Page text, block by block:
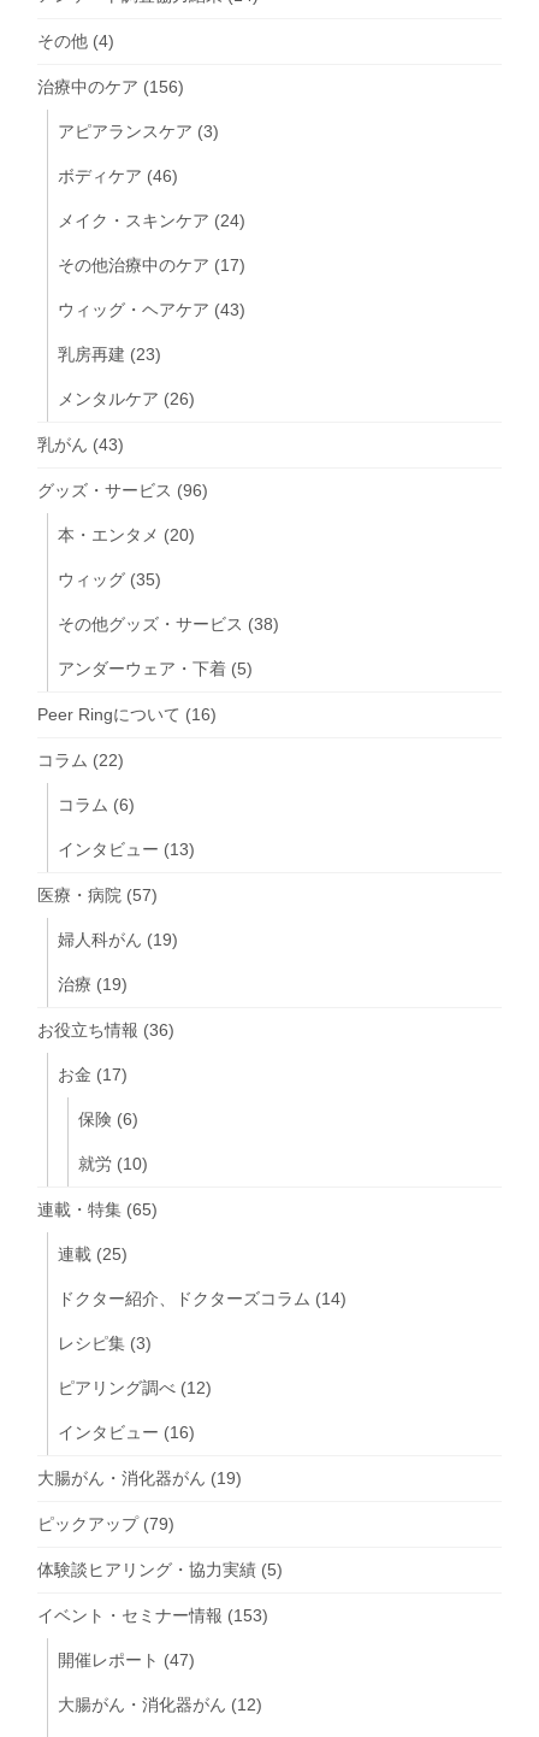
その他 (4)
治療中のケア (156)
アピアランスケア (3)
ボディケア (46)
メイク・スキンケア (24)
その他治療中のケア (17)
ウィッグ・ヘアケア (43)
乳房再建 (23)
メンタルケア (26)
乳がん (43)
グッズ・サービス (96)
本・エンタメ (20)
ウィッグ (35)
その他グッズ・サービス (38)
アンダーウェア・下着 (5)
Peer Ringについて (16)
コラム (22)
コラム (6)
インタビュー (13)
医療・病院 (57)
婦人科がん (19)
治療 (19)
お役立ち情報 (36)
お金 (17)
保険 (6)
就労 (10)
連載・特集 (65)
連載 (25)
ドクター紹介、ドクターズコラム (14)
レシピ集 (3)
ピアリング調べ (12)
インタビュー (16)
大腸がん・消化器がん (19)
ピックアップ(79)
体験談ヒアリング・協力実績 (5)
イベント・セミナー情報 (153)
開催レポート (47)
大腸がん・消化器がん (12)